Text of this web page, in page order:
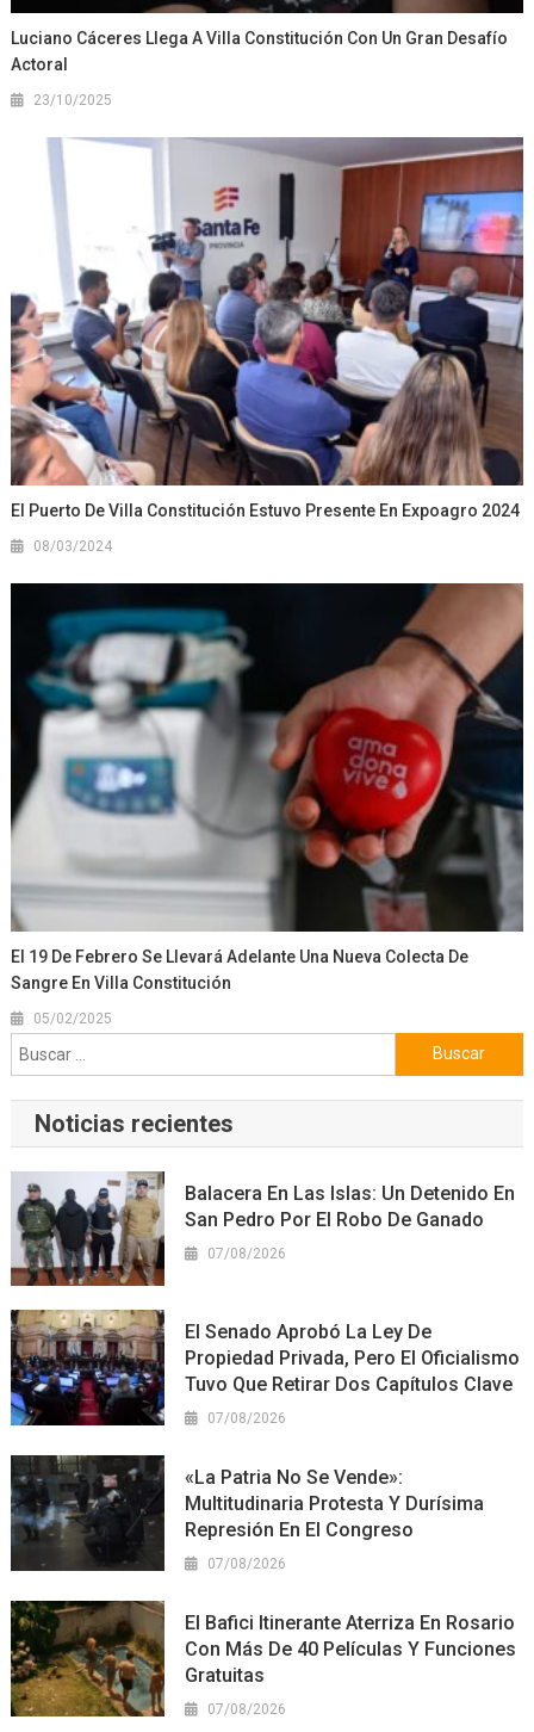
Luciano Cáceres Llega A Villa Constitución Con Un Gran Desafío
Actoral
23/10/2025
El Puerto De Villa Constitución Estuvo Presente En Expoagro 2024
08/03/2024
El 19 De Febrero Se Llevará Adelante Una Nueva Colecta De
Sangre En Villa Constitución
05/02/2025
Buscar:
Noticias recientes
Balacera En Las Islas: Un Detenido En
San Pedro Por El Robo De Ganado
07/08/2026
El Senado Aprobó La Ley De
Propiedad Privada, Pero El Oficialismo
Tuvo Que Retirar Dos Capítulos Clave
07/08/2026
«La Patria No Se Vende»:
Multitudinaria Protesta Y Durísima
Represión En El Congreso
07/08/2026
El Bafici Itinerante Aterriza En Rosario
Con Más De 40 Películas Y Funciones
Gratuitas
07/08/2026